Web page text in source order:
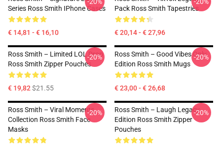
Series Ross Smith IPhone Cases
€ 14,81 - € 16,10
Pack Ross Smith Tapestries
€ 20,14 - € 27,96
Ross Smith – Limited LOL Drop
Ross Smith Zipper Pouches
€ 19,82$21.55
-20%
Ross Smith – Good Vibes Only
Edition Ross Smith Mugs
€ 23,00 - € 26,68
-20%
Ross Smith – Viral Moments
Collection Ross Smith Face
Masks
-20%
Ross Smith – Laugh Legacy
Edition Ross Smith Zipper
Pouches
-20%